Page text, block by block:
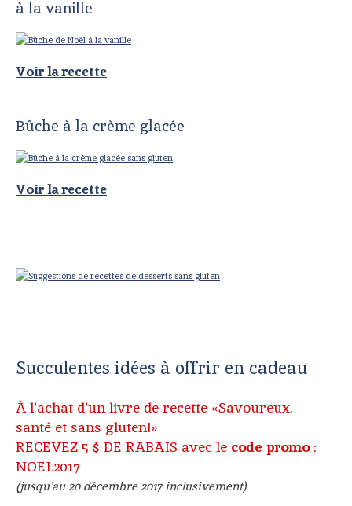
à la vanille
Voir la recette
Bûche à la crème glacée
Voir la recette
Succulentes idées à offrir en cadeau
À l'achat d'un livre de recette «Savoureux,
santé et sans gluten!»
RECEVEZ 5 $ DE RABAIS avec le code promo:
NOEL2017
(jusqu'au 20 décembre 2017 inclusivement)